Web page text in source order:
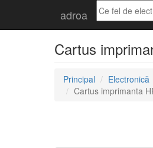
adroa
Cartus
Principal
Electronică
Cartus imprimanta